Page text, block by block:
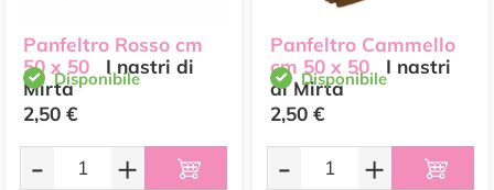
Panfeltro Rosso cm
50 x 50
I nastri di
MirtaDisponibile
2,50 €
- +
Panfeltro Cammello
cm 50 x 50
I nastri
di Mirta
Disponibile
2,50 €
- +